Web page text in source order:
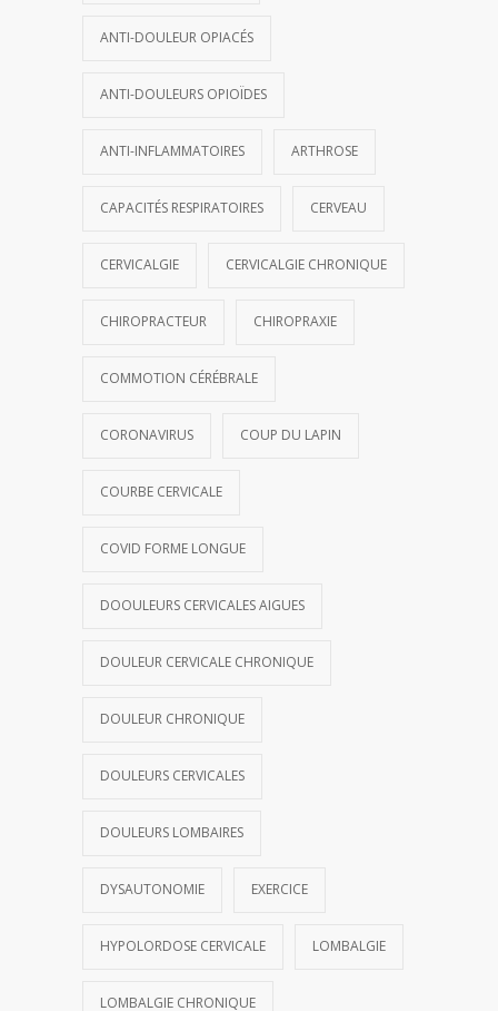
ANTI-DOULEUR OPIACÉS
ANTI-DOULEURS OPIOÏDES
ANTI-INFLAMMATOIRES ARTHROSE
CAPACITÉS RESPIRATOIRES CERVEAU
CERVICALGIE CERVICALGIE CHRONIQUE
CHIROPRACTEUR CHIROPRAXIE
COMMOTION CÉRÉBRALE
CORONAVIRUS COUP DU LAPIN
COURBE CERVICALE
COVID FORME LONGUE
DOOULEURS CERVICALES AIGUES
DOULEUR CERVICALE CHRONIQUE
DOULEUR CHRONIQUE
DOULEURS CERVICALES
DOULEURS LOMBAIRES
DYSAUTONOMIE EXERCICE
HYPOLORDOSE CERVICALE LOMBALGIE
LOMBALGIE CHRONIQUE